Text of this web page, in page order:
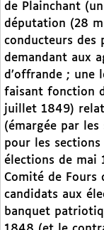
de Plainchant
députation (28
conducteurs des
demandant aux
d’offrande ; une
faisant fonction
juillet 1849)
(émargée par
pour les sections
élections de mai
Comité de Fours
candidats aux
banquet